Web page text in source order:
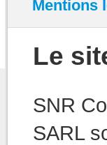
Mentions
Le
SNR
SARL